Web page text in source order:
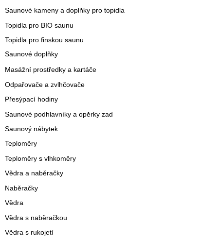
Saunové kameny a doplňky pro topidla
Topidla pro BIO saunu
Topidla pro finskou saunu
Saunové doplňky
Masážní prostředky a kartáče
Odpařovače a zvlhčovače
Přesýpací hodiny
Saunové podhlavníky a opěrky zad
Saunový nábytek
Teploměry
Teploměry s vlhkoměry
Vědra a naběračky
Naběračky
Vědra
Vědra s naběračkou
Vědra s rukojetí